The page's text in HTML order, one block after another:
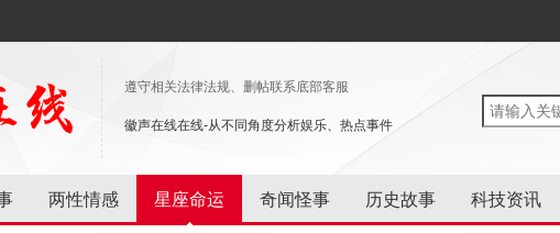
遵守相关法律法规、删帖联系底部客服
徽声在线在线-从不同角度分析娱乐、热点事件
两性情感 星座命运 奇闻怪事 历史故事 科技资讯